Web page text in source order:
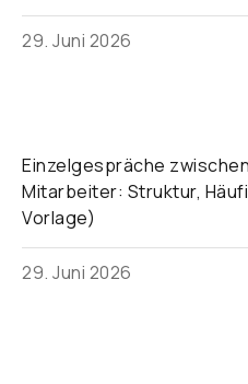
29. Juni 2026
Einzelgespräche
Mitarbeiter: Struktur,
Vorlage)
29. Juni 2026